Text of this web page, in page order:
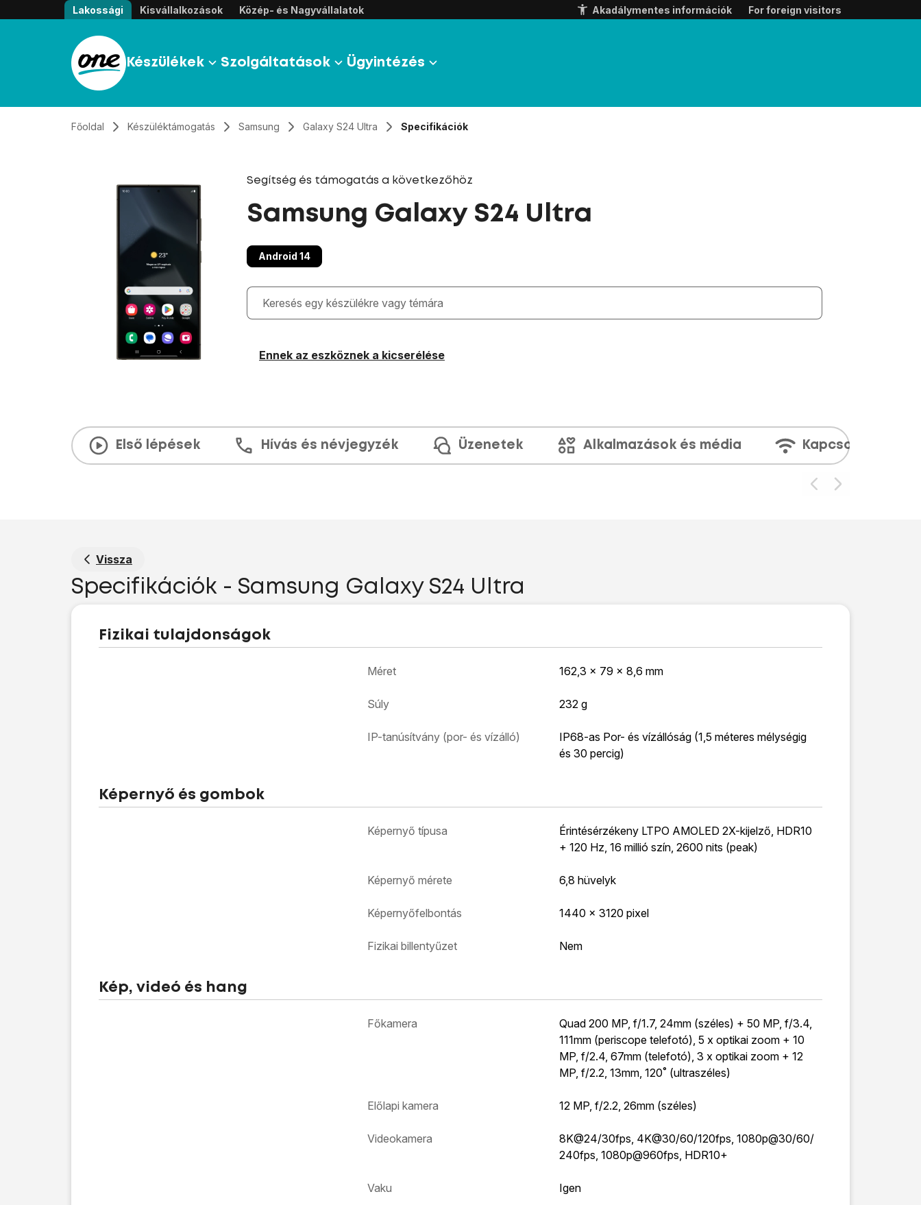
Átugrás, tovább a tartalomhoz
Lakossági Kisvállalkozások Közép- és Nagyvállalatok Akadálymentes információk For foreign visitors
Készülékek Szolgáltatások Ügyintézés
Főoldal Készüléktámogatás Samsung Galaxy S24 Ultra Specifikációk
Segítség és támogatás a következőhöz
Samsung Galaxy S24 Ultra
Android 14
Gépelés közben megjelennek a keresési javaslatok a mező alatt
Ennek az eszköznek a kicserélése
Első lépések Hívás és névjegyzék Üzenetek Alkalmazások és média Kapcsolatok
Vissza
Specifikációk - Samsung Galaxy S24 Ultra
Fizikai tulajdonságok
Méret 162,3 x 79 x 8,6 mm
Súly 232 g
IP-tanúsítvány (por- és vízálló)
IP68-as Por- és vízállóság (1,5 méteres mélységig
és 30 percig)
Képernyő és gombok
Képernyő típusa
Érintésérzékeny LTPO AMOLED 2X-kijelző, HDR10
+ 120 Hz, 16 millió szín, 2600 nits (peak)
Képernyő mérete 6,8 hüvelyk
Képernyőfelbontás 1440 x 3120 pixel
Fizikai billentyűzet Nem
Kép, videó és hang
Főkamera
Quad 200 MP, f/1.7, 24mm (széles) + 50 MP, f/3.4,
111mm (periscope telefotó), 5 x optikai zoom + 10
MP, f/2.4, 67mm (telefotó), 3 x optikai zoom + 12
MP, f/2.2, 13mm, 120˚ (ultraszéles)
Előlapi kamera 12 MP, f/2.2, 26mm (széles)
Videokamera
8K@24/30fps, 4K@30/60/120fps, 1080p@30/60/
240fps, 1080p@960fps, HDR10+
Vaku Igen